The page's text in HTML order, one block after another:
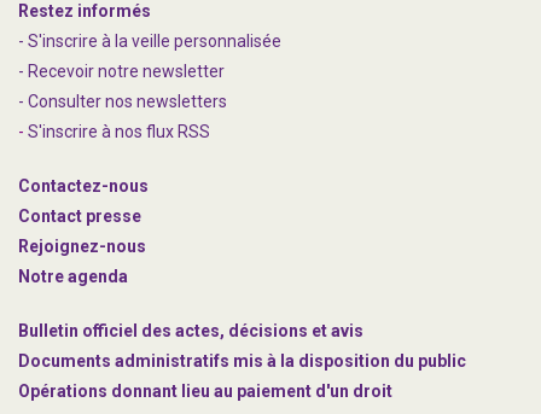
Restez informés
- S'inscrire à la veille personnalisée
- Recevoir notre newsletter
- Consulter nos newsletters
- S'inscrire à nos flux RSS
Contactez-nous
Contact presse
Rejoignez-nous
Notre agenda
Bulletin officiel des actes, décisions et avis
Documents administratifs mis à la disposition du public
Opérations donnant lieu au paiement d'un droit